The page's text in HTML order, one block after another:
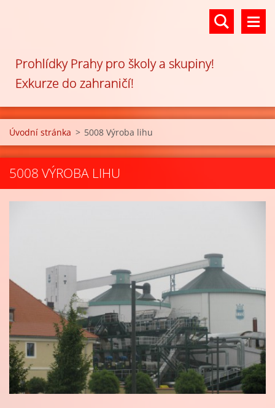
Prohlídky Prahy pro školy a skupiny!
Exkurze do zahraničí!
Úvodní stránka > 5008 Výroba lihu
5008 VÝROBA LIHU